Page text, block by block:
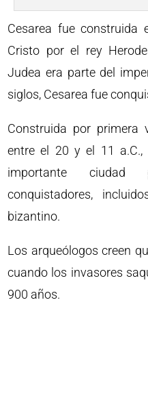
Cesarea fue construida
Cristo por el rey
Judea era parte del
siglos, Cesarea fue
Construida por primera
entre el 20 y el 11 a.C.,
importante ciudad
conquistadores,
bizantino.
Los arqueólogos creen
cuando los invasores
900 años.